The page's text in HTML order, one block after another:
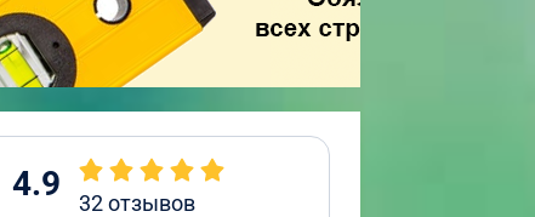
4.9 32отзывов